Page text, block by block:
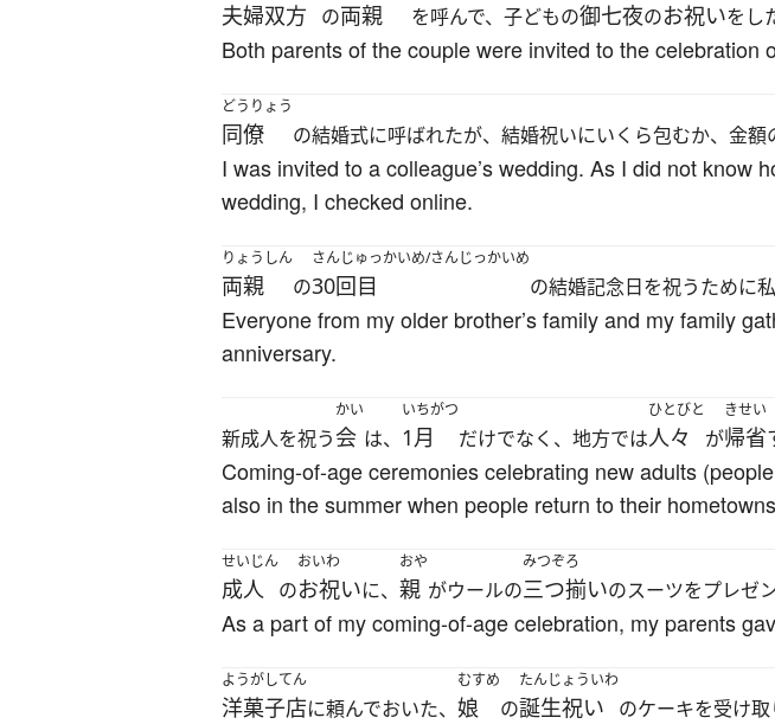
夫婦双方 の両親 を呼んで、子どもの御七夜のお祝いをし
Both parents of the couple were invited to the celebration
どうりょう
同僚 の結婚式に呼ばれたが、結婚祝いにいくら包むか、金額
I was invited to a colleague’s wedding. As I did not
wedding, I checked online.
りょうしん
両親 の
さんじゅっかいめ/さんじっかいめ
30回目 の結婚記念日を祝うために
Everyone from my older brother’s family and my family
anniversary.
新成人を祝う
かい
会 は、
いちがつ
1月 だけでなく、地方では
ひとびと
人々 が
きせい
帰省
Coming-of-age ceremonies celebrating new adults
also in the summer when people return to their
せいじん
成人 の
おいわ
お祝いに、
おや
親 がウールの
みつぞろ
三つ揃いのスーツをプレゼ
As a part of my coming-of-age celebration, my parents
ようがしてん
洋菓子店に頼んでおいた、
むすめ
娘 の
たんじょういわ
誕生祝い のケーキを受け取